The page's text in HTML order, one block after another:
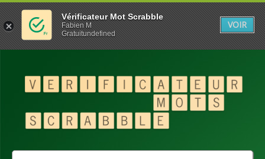
Vérificateur Mot Scrabble
Fabien M
Gratuitundefined
VOIR